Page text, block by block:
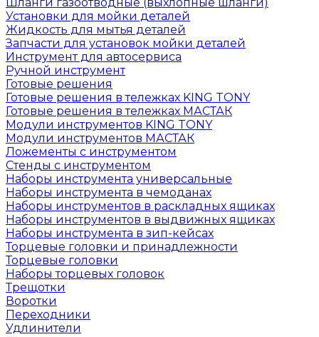
Установки для мойки деталей
Жидкость для мытья деталей
Запчасти для установок мойки деталей
Инструмент для автосервиса
Ручной инструмент
Готовые решения
Готовые решения в тележках KING TONY
Готовые решения в тележках МАСТАК
Модули инструментов KING TONY
Модули инструментов МАСТАК
Ложементы с инструментом
Стенды с инструментом
Наборы инструмента универсальные
Наборы инструмента в чемоданах
Наборы инструментов в раскладных ящиках
Наборы инструментов в выдвижных ящиках
Наборы инструмента в зип-кейсах
Торцевые головки и принадлежности
Торцевые головки
Наборы торцевых головок
Трещотки
Воротки
Переходники
Удлинители